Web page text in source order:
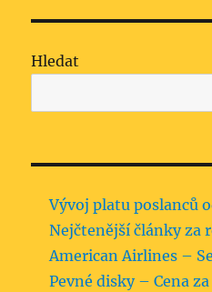
Hledat
Vývoj platu poslanců
Nejčtenější články za
American Airlines –
Pevné disky – Cena